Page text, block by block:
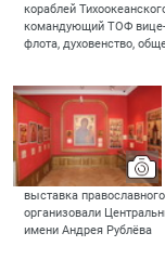
кораблей
командующий ТОФ вице-
флота, духовенство,
выставка
организовали
имени Андрея Рублёва